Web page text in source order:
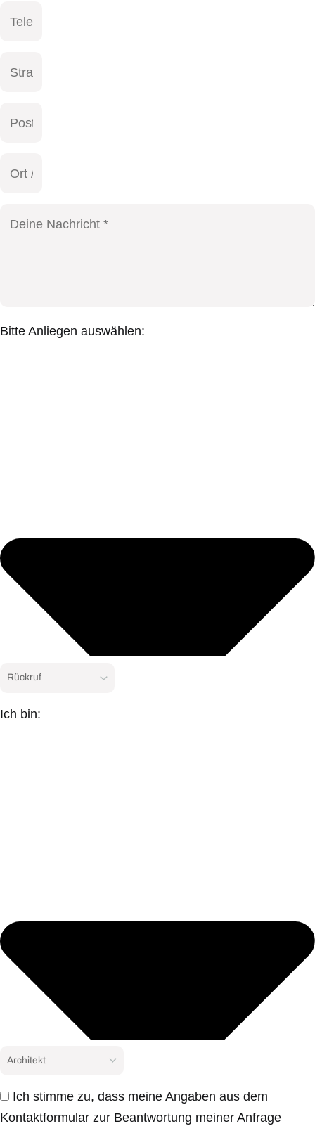
Bitte Anliegen auswählen:
Ich bin:
Ich stimme zu, dass meine Angaben aus dem
Kontaktformular zur Beantwortung meiner Anfrage